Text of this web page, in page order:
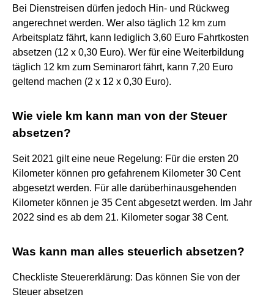
Bei Dienstreisen dürfen jedoch Hin- und Rückweg
angerechnet werden. Wer also täglich 12 km zum
Arbeitsplatz fährt, kann lediglich 3,60 Euro Fahrtkosten
absetzen (12 x 0,30 Euro). Wer für eine Weiterbildung
täglich 12 km zum Seminarort fährt, kann 7,20 Euro
geltend machen (2 x 12 x 0,30 Euro).
Wie viele km kann man von der Steuer
absetzen?
Seit 2021 gilt eine neue Regelung: Für die ersten 20
Kilometer können pro gefahrenem Kilometer 30 Cent
abgesetzt werden. Für alle darüberhinausgehenden
Kilometer können je 35 Cent abgesetzt werden. Im Jahr
2022 sind es ab dem 21. Kilometer sogar 38 Cent.
Was kann man alles steuerlich absetzen?
Checkliste Steuererklärung: Das können Sie von der
Steuer absetzen